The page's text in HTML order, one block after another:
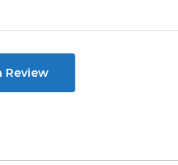
Review